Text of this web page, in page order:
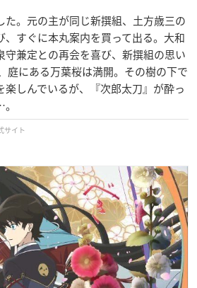
た。元の主が同じ新撰組、土方歳三の
、すぐに本丸案内を買って出る。大和
守兼定との再会を喜び、新撰組の思い
庭にある万葉桜は満開。その樹の下で
しんでいるが、『次郎太刀』が酔っ
サイト